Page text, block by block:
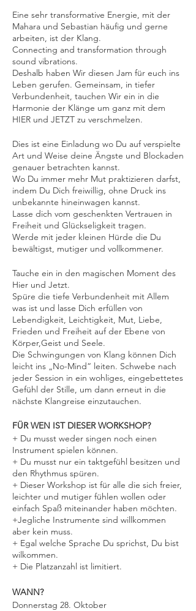
Eine sehr transformative Energie, mit der
Mahara und Sebastian häufig und gerne
arbeiten, ist der Klang.
Connecting and transformation through
sound vibrations.
Deshalb haben Wir diesen Jam für euch ins
Leben gerufen. Gemeinsam, in tiefer
Verbundenheit, tauchen Wir ein in die
Harmonie der Klänge um ganz mit dem
HIER und JETZT zu verschmelzen.
Dies ist eine Einladung wo Du auf verspielte
Art und Weise deine Ängste und Blockaden
genauer betrachten kannst.
Wo Du immer mehr Mut praktizieren darfst,
indem Du Dich freiwillig, ohne Druck ins
unbekannte hineinwagen kannst.
Lasse dich vom geschenkten Vertrauen in
Freiheit und Glückseligkeit tragen.
Werde mit jeder kleinen Hürde die Du
bewältigst, mutiger und vollkommener.
Tauche ein in den magischen Moment des
Hier und Jetzt.
Spüre die tiefe Verbundenheit mit Allem
was ist und lasse Dich erfüllen von
Lebendigkeit, Leichtigkeit, Mut, Liebe,
Frieden und Freiheit auf der Ebene von
Körper,Geist und Seele.
Die Schwingungen von Klang können Dich
leicht ins „No-Mind“ leiten. Schwebe nach
jeder Session in ein wohliges, eingebettetes
Gefühl der Stille, um dann erneut in die
nächste Klangreise einzutauchen.
FÜR WEN IST DIESER WORKSHOP?
+ Du musst weder singen noch einen
Instrument spielen können.
+ Du musst nur ein taktgefühl besitzen und
den Rhythmus spüren.
+ Dieser Workshop ist für alle die sich freier,
leichter und mutiger fühlen wollen oder
einfach Spaß miteinander haben möchten.
+Jegliche Instrumente sind willkommen
aber kein muss.
+ Egal welche Sprache Du sprichst, Du bist
wilkommen.
+ Die Platzanzahl ist limitiert.
WANN?
Donnerstag 28. Oktober